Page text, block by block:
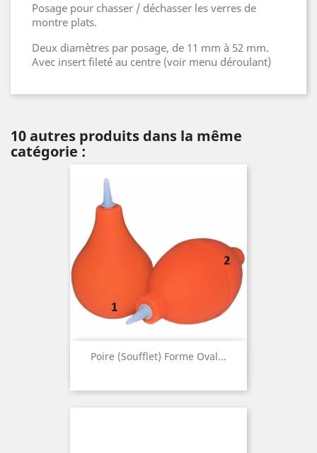
Posage pour chasser / déchasser les verres de
montre plats.
Deux diamètres par posage, de 11 mm à 52 mm.
Avec insert fileté au centre (voir menu déroulant)
10 autres produits dans la même
catégorie :
Poire (soufflet) Forme Oval...